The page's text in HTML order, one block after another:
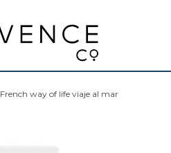
French way of life viaje al mar